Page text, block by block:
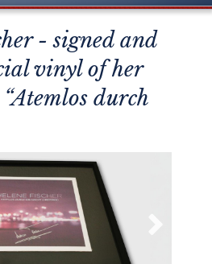
- signed and
vinyl of her
durch